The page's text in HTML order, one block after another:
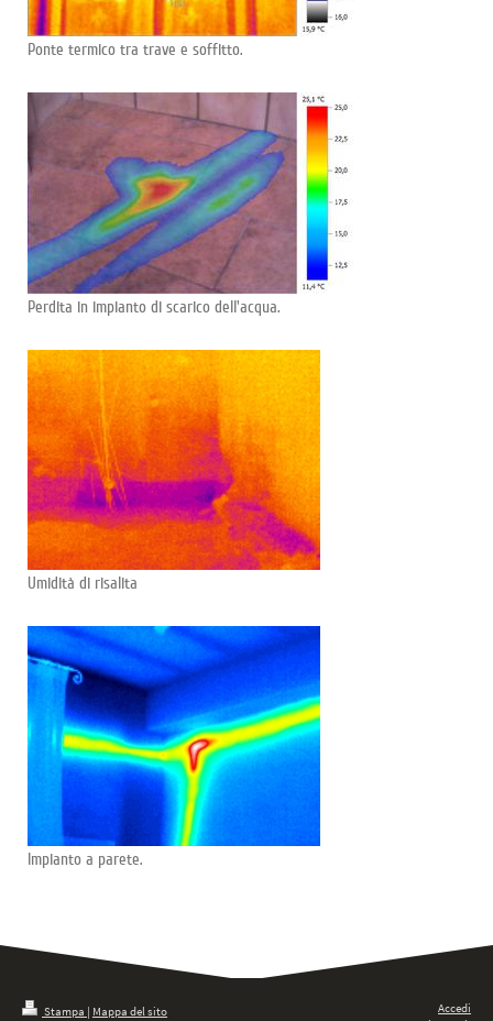
Ponte termico tra trave e soffitto.
Perdita in impianto di scarico dell'acqua.
Umidità di risalita
Impianto a parete.
Stampa | Mappa del sito
Accedi